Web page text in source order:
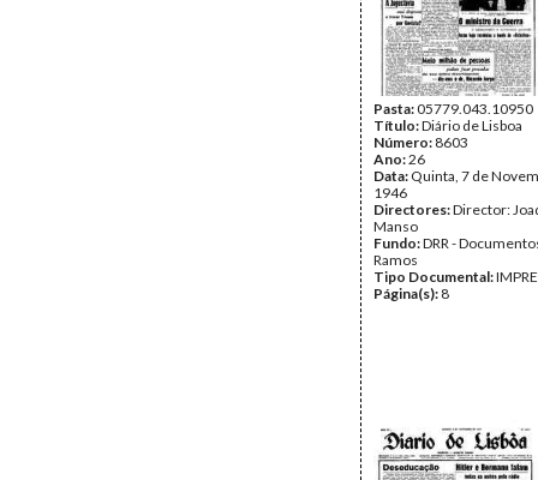
Pasta:05779.043.10950
Título:Diário de Lisboa
Número: 8603
Ano:26
Data: Quinta, 7 de
1946
Directores:Director:
Manso
Fundo:DRR -
Ramos
Tipo Documental:
Página(s): 8